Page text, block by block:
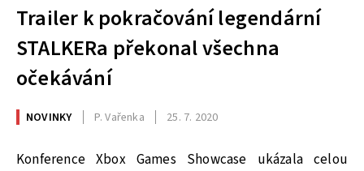
Trailer k pokračování legendární
STALKERa překonal všechna
očekávání
NOVINKY P. Vařenka 25. 7. 2020
Konference Xbox Games Showcase ukázala celou